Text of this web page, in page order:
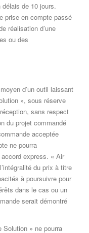
de 10 jours.
prise en compte passé
réalisation d’une
ou des
d’un outil laissant
», sous réserve
sans respect
du projet commandé
acceptée
ne pourra
express. « Air
du prix à titre
à poursuivre pour
dans le cas ou un
serait démontré
Solution » ne pourra